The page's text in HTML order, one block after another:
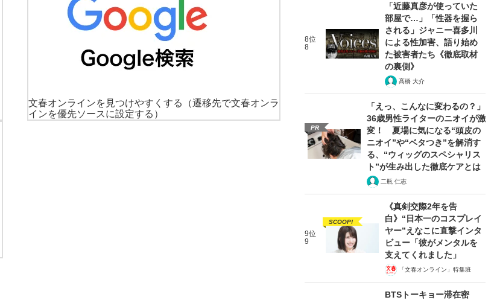
文春オンラインを見つけやすくする
（遷移先で文春オンラ
インを優先ソースに設定する）
8位
8
「近藤真彦が使っていた
部屋で…」「性器を握ら
される」ジャニー喜多川
による性加害、語り始め
た被害者たち《徹底取材
の裏側》
髙橋 大介
PR
「えっ、こんなに変わるの？」
36歳男性ライターのニオイが激
変！ 夏場に気になる“頭皮の
ニオイ”や“ベタつき”を解消す
る、“ウィッグのスペシャリス
ト”が生み出した徹底ケアとは
二瓶 仁志
9位
9
SCOOP!
《真剣交際2年を告
白》“日本一のコスプレイ
ヤー”えなこに直撃インタ
ビュー「彼がメンタルを
支えてくれました」
「文春オンライン」特集班
BTSトーキョー滞在密